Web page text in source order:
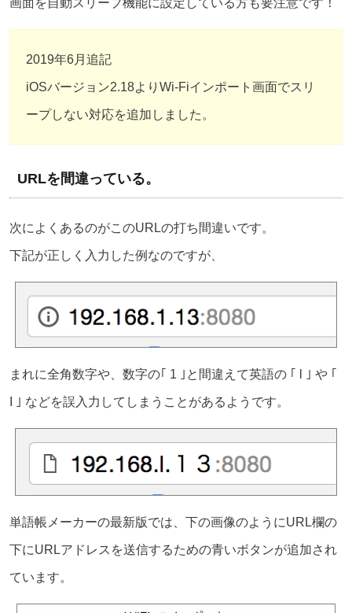
画面を自動スリープ機能に設定している方も要注意です！
2019年6月追記
iOSバージョン2.18よりWi-Fiインポート画面でスリ
ープしない対応を追加しました。
URLを間違っている。
次によくあるのがこのURLの打ち間違いです。
下記が正しく入力した例なのですが、
まれに全角数字や、数字の｢ 1 ｣と間違えて英語の ｢ l ｣ や ｢
I ｣ などを誤入力してしまうことがあるようです。
単語帳メーカーの最新版では、下の画像のようにURL欄の
下にURLアドレスを送信するための青いボタンが追加され
ています。